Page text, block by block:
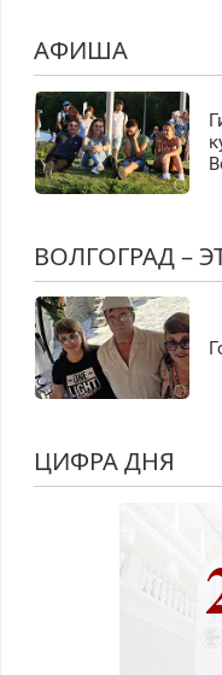
АФИША
ВОЛГОГРАД –
ЦИФРА ДНЯ